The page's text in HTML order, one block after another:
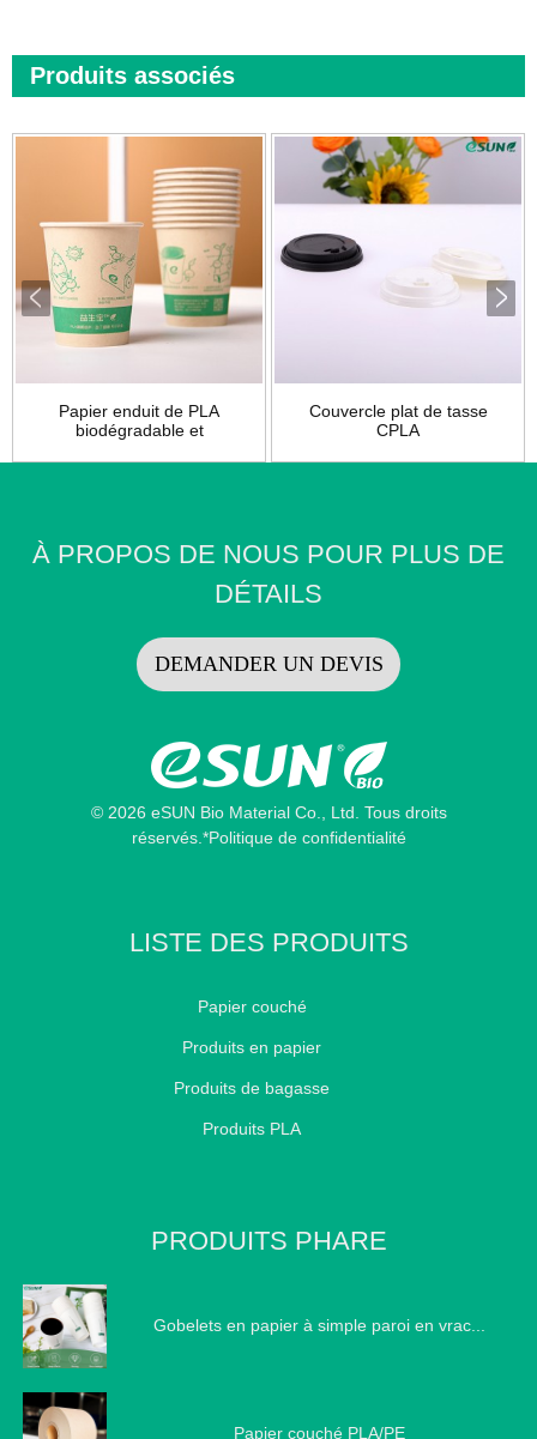
Produits associés
Papier enduit de PLA
biodégradable et
Couvercle plat de tasse
CPLA
À PROPOS DE NOUS POUR PLUS DE
DÉTAILS
DEMANDER UN DEVIS
© 2026 eSUN Bio Material Co., Ltd. Tous droits
réservés.*Politique de confidentialité
LISTE DES PRODUITS
Papier couché
Produits en papier
Produits de bagasse
Produits PLA
PRODUITS PHARE
Gobelets en papier à simple paroi en vrac...
Papier couché PLA/PE